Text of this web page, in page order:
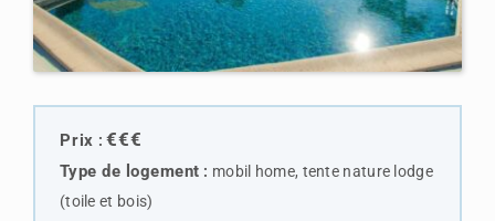
Prix :€€€
Type de logement : mobil home, tente nature lodge
(toile et bois)